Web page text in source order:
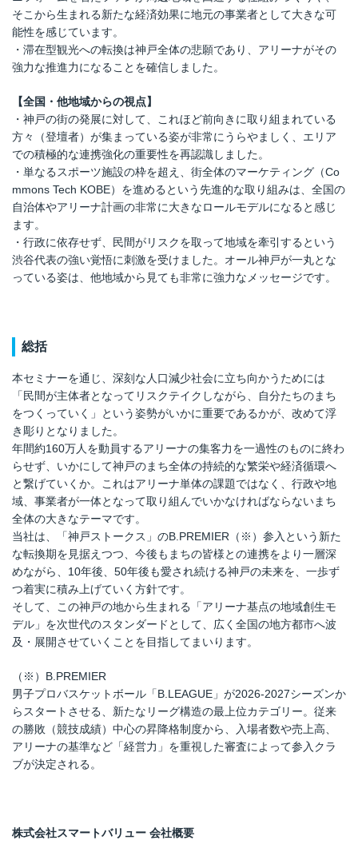
そこから生まれる新たな経済効果に地元の事業者として大きな可
能性を感じています。
・滞在型観光への転換は神戸全体の悲願であり、アリーナがその
強力な推進力になることを確信しました。
【全国・他地域からの視点】
・神戸の街の発展に対して、これほど前向きに取り組まれている
方々（登壇者）が集まっている姿が非常にうらやましく、エリア
での積極的な連携強化の重要性を再認識しました。
・単なるスポーツ施設の枠を超え、街全体のマーケティング（Co
mmons Tech KOBE）を進めるという先進的な取り組みは、全国の
自治体やアリーナ計画の非常に大きなロールモデルになると感じ
ます。
・行政に依存せず、民間がリスクを取って地域を牽引するという
渋谷代表の強い覚悟に刺激を受けました。オール神戸が一丸とな
っている姿は、他地域から見ても非常に強力なメッセージです。
総括
本セミナーを通じ、深刻な人口減少社会に立ち向かうためには
「民間が主体者となってリスクテイクしながら、自分たちのまち
をつくっていく」という姿勢がいかに重要であるかが、改めて浮
き彫りとなりました。
年間約160万人を動員するアリーナの集客力を一過性のものに終わ
らせず、いかにして神戸のまち全体の持続的な繁栄や経済循環へ
と繋げていくか。これはアリーナ単体の課題ではなく、行政や地
域、事業者が一体となって取り組んでいかなければならないまち
全体の大きなテーマです。
当社は、「神戸ストークス」のB.PREMIER（※）参入という新た
な転換期を見据えつつ、今後もまちの皆様との連携をより一層深
めながら、10年後、50年後も愛され続ける神戸の未来を、一歩ず
つ着実に積み上げていく方針です。
そして、この神戸の地から生まれる「アリーナ基点の地域創生モ
デル」を次世代のスタンダードとして、広く全国の地方都市へ波
及・展開させていくことを目指してまいります。
（※）B.PREMIER
男子プロバスケットボール「B.LEAGUE」が2026-2027シーズンか
らスタートさせる、新たなリーグ構造の最上位カテゴリー。従来
の勝敗（競技成績）中心の昇降格制度から、入場者数や売上高、
アリーナの基準など「経営力」を重視した審査によって参入クラ
ブが決定される。
株式会社スマートバリュー 会社概要